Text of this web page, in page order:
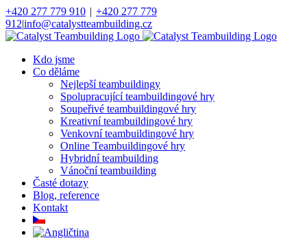
Přeskočit
na
obsah
+420 277 779 910 | +420 277 779
912|info@catalystteambuilding.cz
Facebook
Instagram
Kdo jsme
Co děláme
Nejlepší teambuildingy
Spolupracující teambuildingové hry
Soupeřivé teambuildingové hry
Kreativní teambuildingové hry
Venkovní teambuildingové hry
Online Teambuildingové hry
Hybridní teambuilding
Vánoční teambuilding
Časté dotazy
Blog, reference
Kontakt